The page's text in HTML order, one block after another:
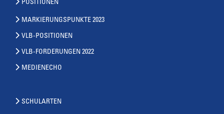
POSITIONEN
MARKIERUNGSPUNKTE 2023
VLB-POSITIONEN
VLB-FORDERUNGEN 2022
MEDIENECHO
SCHULARTEN